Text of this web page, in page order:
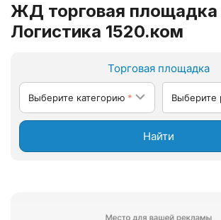
ЖД торговая площадка
Логистика 1520.ком
Торговая площадка
Выберите категорию Выберите
Найти